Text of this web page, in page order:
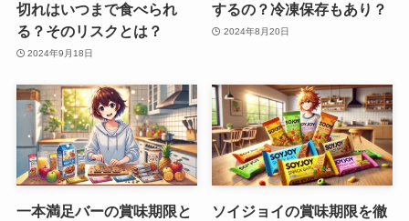
切れはいつまで食べられ
る？そのリスクとは？
2024年9月18日
するの？冷凍保存もあり？
2024年8月20日
一本満足バーの賞味期限と
ソイジョイの賞味期限を徹